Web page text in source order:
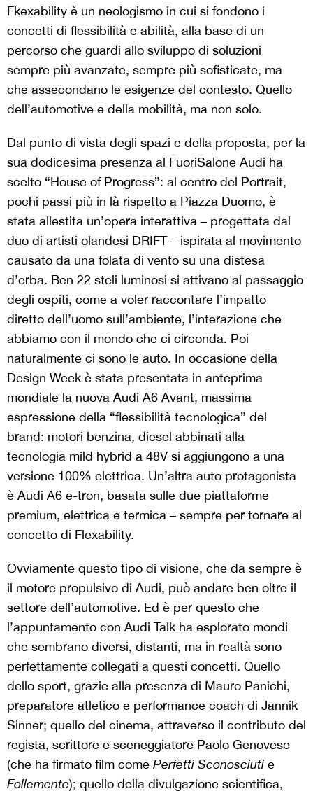
Fkexability è un neologismo in cui si fondono i
concetti di flessibilità e abilità, alla base di un
percorso che guardi allo sviluppo di soluzioni
sempre più avanzate, sempre più sofisticate, ma
che assecondano le esigenze del contesto. Quello
dell’automotive e della mobilità, ma non solo.
Dal punto di vista degli spazi e della proposta, per la
sua dodicesima presenza al FuoriSalone Audi ha
scelto “House of Progress”: al centro del Portrait,
pochi passi più in là rispetto a Piazza Duomo, è
stata allestita un’opera interattiva – progettata dal
duo di artisti olandesi DRIFT – ispirata al movimento
causato da una folata di vento su una distesa
d’erba. Ben 22 steli luminosi si attivano al passaggio
degli ospiti, come a voler raccontare l’impatto
diretto dell’uomo sull’ambiente, l’interazione che
abbiamo con il mondo che ci circonda. Poi
naturalmente ci sono le auto. In occasione della
Design Week è stata presentata in anteprima
mondiale la nuova Audi A6 Avant, massima
espressione della “flessibilità tecnologica” del
brand: motori benzina, diesel abbinati alla
tecnologia mild hybrid a 48V si aggiungono a una
versione 100% elettrica. Un’altra auto protagonista
è Audi A6 e-tron, basata sulle due piattaforme
premium, elettrica e termica – sempre per tornare al
concetto di Flexability.
Ovviamente questo tipo di visione, che da sempre è
il motore propulsivo di Audi, può andare ben oltre il
settore dell’automotive. Ed è per questo che
l’appuntamento con Audi Talk ha esplorato mondi
che sembrano diversi, distanti, ma in realtà sono
perfettamente collegati a questi concetti. Quello
dello sport, grazie alla presenza di Mauro Panichi,
preparatore atletico e performance coach di Jannik
Sinner; quello del cinema, attraverso il contributo del
regista, scrittore e sceneggiatore Paolo Genovese
(che ha firmato film come Perfetti Sconosciuti e
Follemente); quello della divulgazione scientifica,